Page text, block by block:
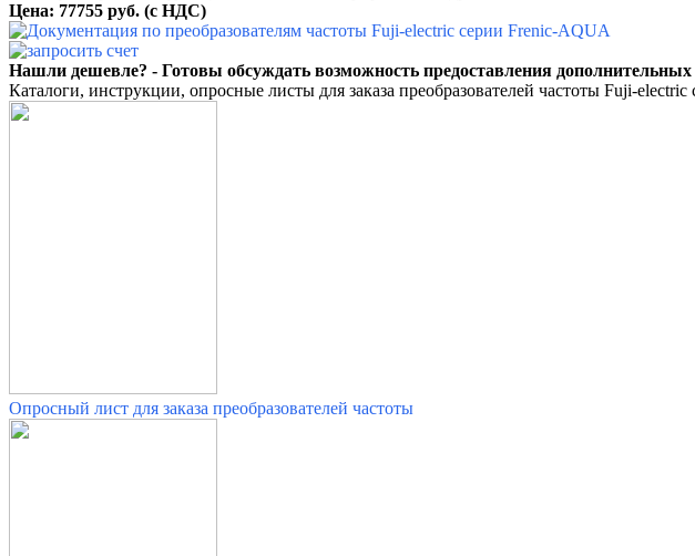
Цена: 77755 руб. (с НДС)
Нашли дешевле? - Готовы обсуждать возможность предоставления дополнительных
Каталоги, инструкции, опросные листы для заказа преобразователей частоты Fuji-
Опросный лист для заказа преобразователей частоты